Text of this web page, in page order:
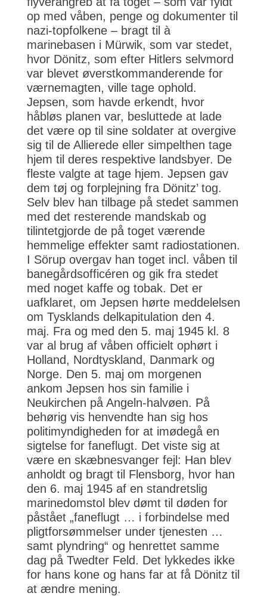
op med våben, penge og dokumenter til
nazi-topfolkene – bragt til à
marinebasen i Mürwik, som var stedet,
hvor Dönitz, som efter Hitlers selvmord
var blevet øverstkommanderende for
værnemagten, ville tage ophold.
Jepsen, som havde erkendt, hvor
håbløs planen var, besluttede at lade
det være op til sine soldater at overgive
sig til de Allierede eller simpelthen tage
hjem til deres respektive landsbyer. De
fleste valgte at tage hjem. Jepsen gav
dem tøj og forplejning fra Dönitz’ tog.
Selv blev han tilbage på stedet sammen
med det resterende mandskab og
tilintetgjorde de på toget værende
hemmelige effekter samt radiostationen.
I Sörup overgav han toget incl. våben til
banegårdsofficéren og gik fra stedet
med noget kaffe og tobak. Det er
uafklaret, om Jepsen hørte meddelelsen
om Tysklands delkapitulation den 4.
maj. Fra og med den 5. maj 1945 kl. 8
var al brug af våben officielt ophørt i
Holland, Nordtyskland, Danmark og
Norge. Den 5. maj om morgenen
ankom Jepsen hos sin familie i
Neukirchen på Angeln-halvøen. På
behørig vis henvendte han sig hos
politimyndigheden for at imødegå en
sigtelse for faneflugt. Det viste sig at
være en skæbnesvanger fejl: Han blev
anholdt og bragt til Flensborg, hvor han
den 6. maj 1945 af en standretslig
marinedomstol blev dømt til døden for
påstået „faneflugt … i forbindelse med
pligtforsømmelser under tjenesten …
samt plyndring“ og henrettet samme
dag på Twedter Feld. Det lykkedes ikke
for hans kone og hans far at få Dönitz til
at ændre mening.